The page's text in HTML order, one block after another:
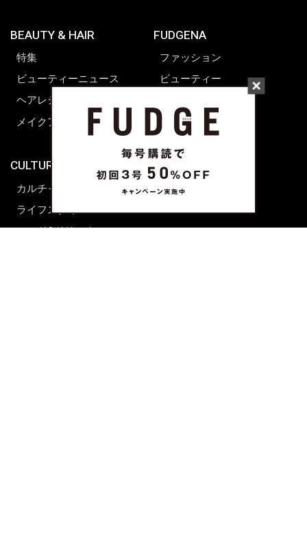
BEAUTY & HAIR
特集
ビューティーニュース
ヘアレシピ ストーリーズ
メイクアップティップス
CULTURE & LIFE
カルチャー
ライフスタイル
フード&ドリンク
FUDGENA
ファッション
ビューティー
ライフスタイル